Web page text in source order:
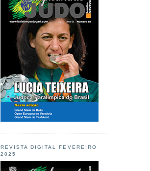
REVISTA DIGITAL FEVEREIRO
2025